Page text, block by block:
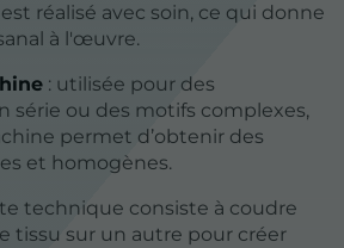
réalisé avec soin, ce qui donne
à l'œuvre.
: utilisée pour des
série ou des motifs complexes,
permet d’obtenir des
et homogènes.
technique consiste à coudre
tissu sur un autre pour créer